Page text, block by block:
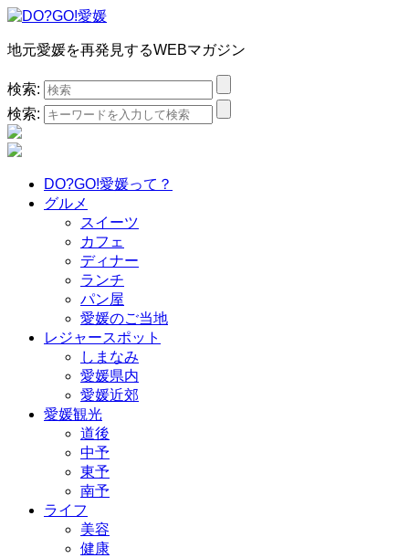
地元愛媛を再発見するWEBマガジン
検索:
検索:
DO?GO!愛媛って？
グルメ
スイーツ
カフェ
ディナー
ランチ
パン屋
愛媛のご当地
レジャースポット
しまなみ
愛媛県内
愛媛近郊
愛媛観光
道後
中予
東予
南予
ライフ
美容
健康